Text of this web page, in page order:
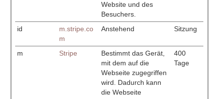
Website und des
Besuchers.
id
m.stripe.co
m
Anstehend Sitzung
m Stripe
Bestimmt das Gerät,
mit dem auf die
Webseite zugegriffen
wird. Dadurch kann
die Webseite
400
Tage